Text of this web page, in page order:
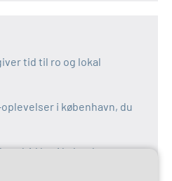
tid til ro og lokal
i københavn, du
idéer i københavn
idéer i københavn